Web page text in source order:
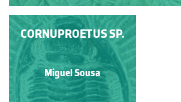
AGNOSTUS SP.
Miguel Sousa
CORNUPROETUS SP.
Miguel Sousa